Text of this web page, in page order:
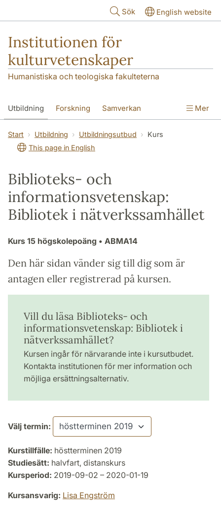
Sök English website
Institutionen för
kulturvetenskaper
Humanistiska och teologiska fakulteterna
Utbildning Forskning Samverkan
Om institutionen Kontakt
Mer
Start Utbildning Utbildningsutbud
Kurs
This page in English
Biblioteks- och
informationsvetenskap:
Bibliotek i nätverkssamhället
Kurs 15 högskolepoäng • ABMA14
Den här sidan vänder sig till dig som är
antagen eller registrerad på kursen.
Vill du läsa Biblioteks- och
informationsvetenskap: Bibliotek i
nätverkssamhället?
Kursen ingår för närvarande inte i kursutbudet.
Kontakta institutionen för mer information och
möjliga ersättningsalternativ.
Välj termin:
Kurstillfälle: höstterminen 2019
Studiesätt: halvfart, distanskurs
Kursperiod: 2019-09-02 – 2020-01-19
Kursansvarig: Lisa Engström